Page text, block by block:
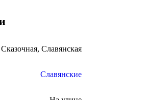
Сказочная, Славянская
Славянские